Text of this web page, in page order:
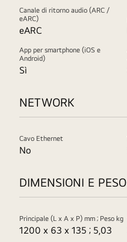
Canale di ritorno audio (ARC /
eARC)
eARC
App per smartphone (iOS e
Android)
Sì
NETWORK
Cavo Ethernet
No
DIMENSIONI E PESO
Principale (L x A x P) mm ; Peso kg
1200 x 63 x 135 ; 5,03